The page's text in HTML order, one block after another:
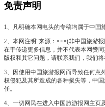
免责声明
1、凡明确本网电头的专稿均属于中国
2、本网注明“来源：×××(非中国旅游
在于传递更多信息，并不代表本网赞
版权和其它问题，请联系我们，我们将
3、因使用中国旅游报网而导致任何意
权侵犯及其所造成的各种损失等，中
任。
4、一切网民在进入中国旅游报网主页